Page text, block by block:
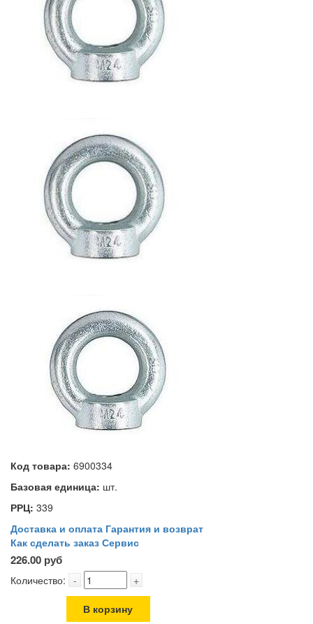
Код товара: 6900334
Базовая единица: шт.
РРЦ: 339
Доставка и оплата Гарантия и возврат
Как сделать заказ Сервис
226.00 руб
Количество: - +
В корзину